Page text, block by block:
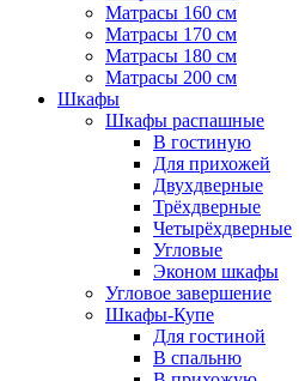
Матрасы 160 см
Матрасы 170 см
Матрасы 180 см
Матрасы 200 см
Шкафы
Шкафы распашные
В гостиную
Для прихожей
Двухдверные
Трёхдверные
Четырёхдверные
Угловые
Эконом шкафы
Угловое завершение
Шкафы-Купе
Для гостиной
В спальню